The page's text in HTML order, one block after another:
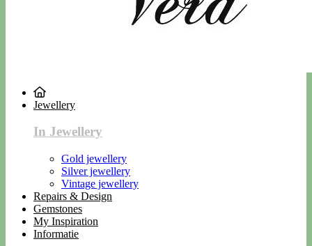
Jewellery
In Jewellery
Gold jewellery
Silver jewellery
Vintage jewellery
Repairs & Design
Gemstones
My Inspiration
Informatie